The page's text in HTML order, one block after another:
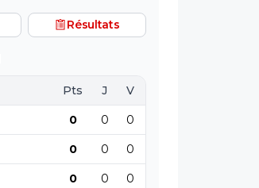
Résultats
Pts J V
0 0 0
0 0 0
0 0 0